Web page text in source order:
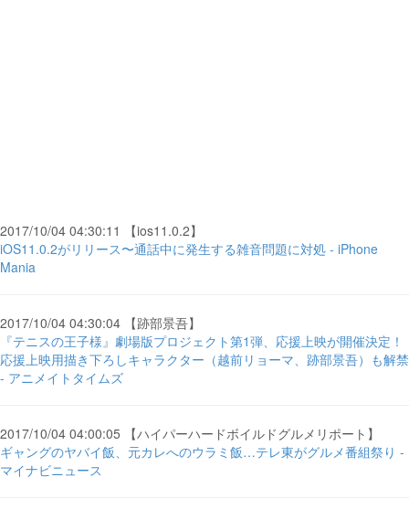
2017/10/04 04:30:11 【ios11.0.2】
iOS11.0.2がリリース〜通話中に発生する雑音問題に対処 - iPhone
Mania
2017/10/04 04:30:04 【跡部景吾】
『テニスの王子様』劇場版プロジェクト第1弾、応援上映が開催決定！
応援上映用描き下ろしキャラクター（越前リョーマ、跡部景吾）も解禁
- アニメイトタイムズ
2017/10/04 04:00:05 【ハイパーハードボイルドグルメリポート】
ギャングのヤバイ飯、元カレへのウラミ飯…テレ東がグルメ番組祭り -
マイナビニュース